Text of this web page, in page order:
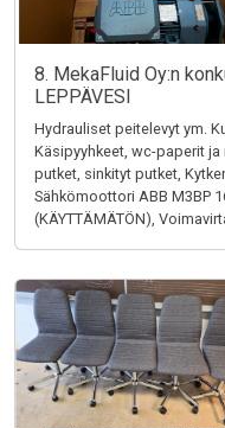
8. MekaFluid Oy:n
LEPPÄVESI
Hydrauliset peitelevyt ym.
Käsipyyhkeet, wc-paperit
putket, sinkityt putket,
Sähkömoottori ABB M3BP
(KÄYTTÄMÄTÖN),